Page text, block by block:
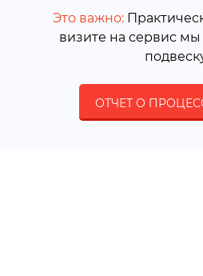
Это важно:
визите на сервис
ОТЧЕТ О